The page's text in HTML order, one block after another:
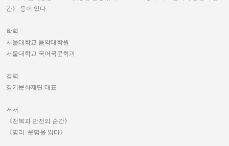
간》 등이 있다.
학력
서울대학교 음악대학원
서울대학교 국어국문학과
경력
경기문화재단 대표
저서
《전복과 반전의 순간》
《명리-운명을 읽다》